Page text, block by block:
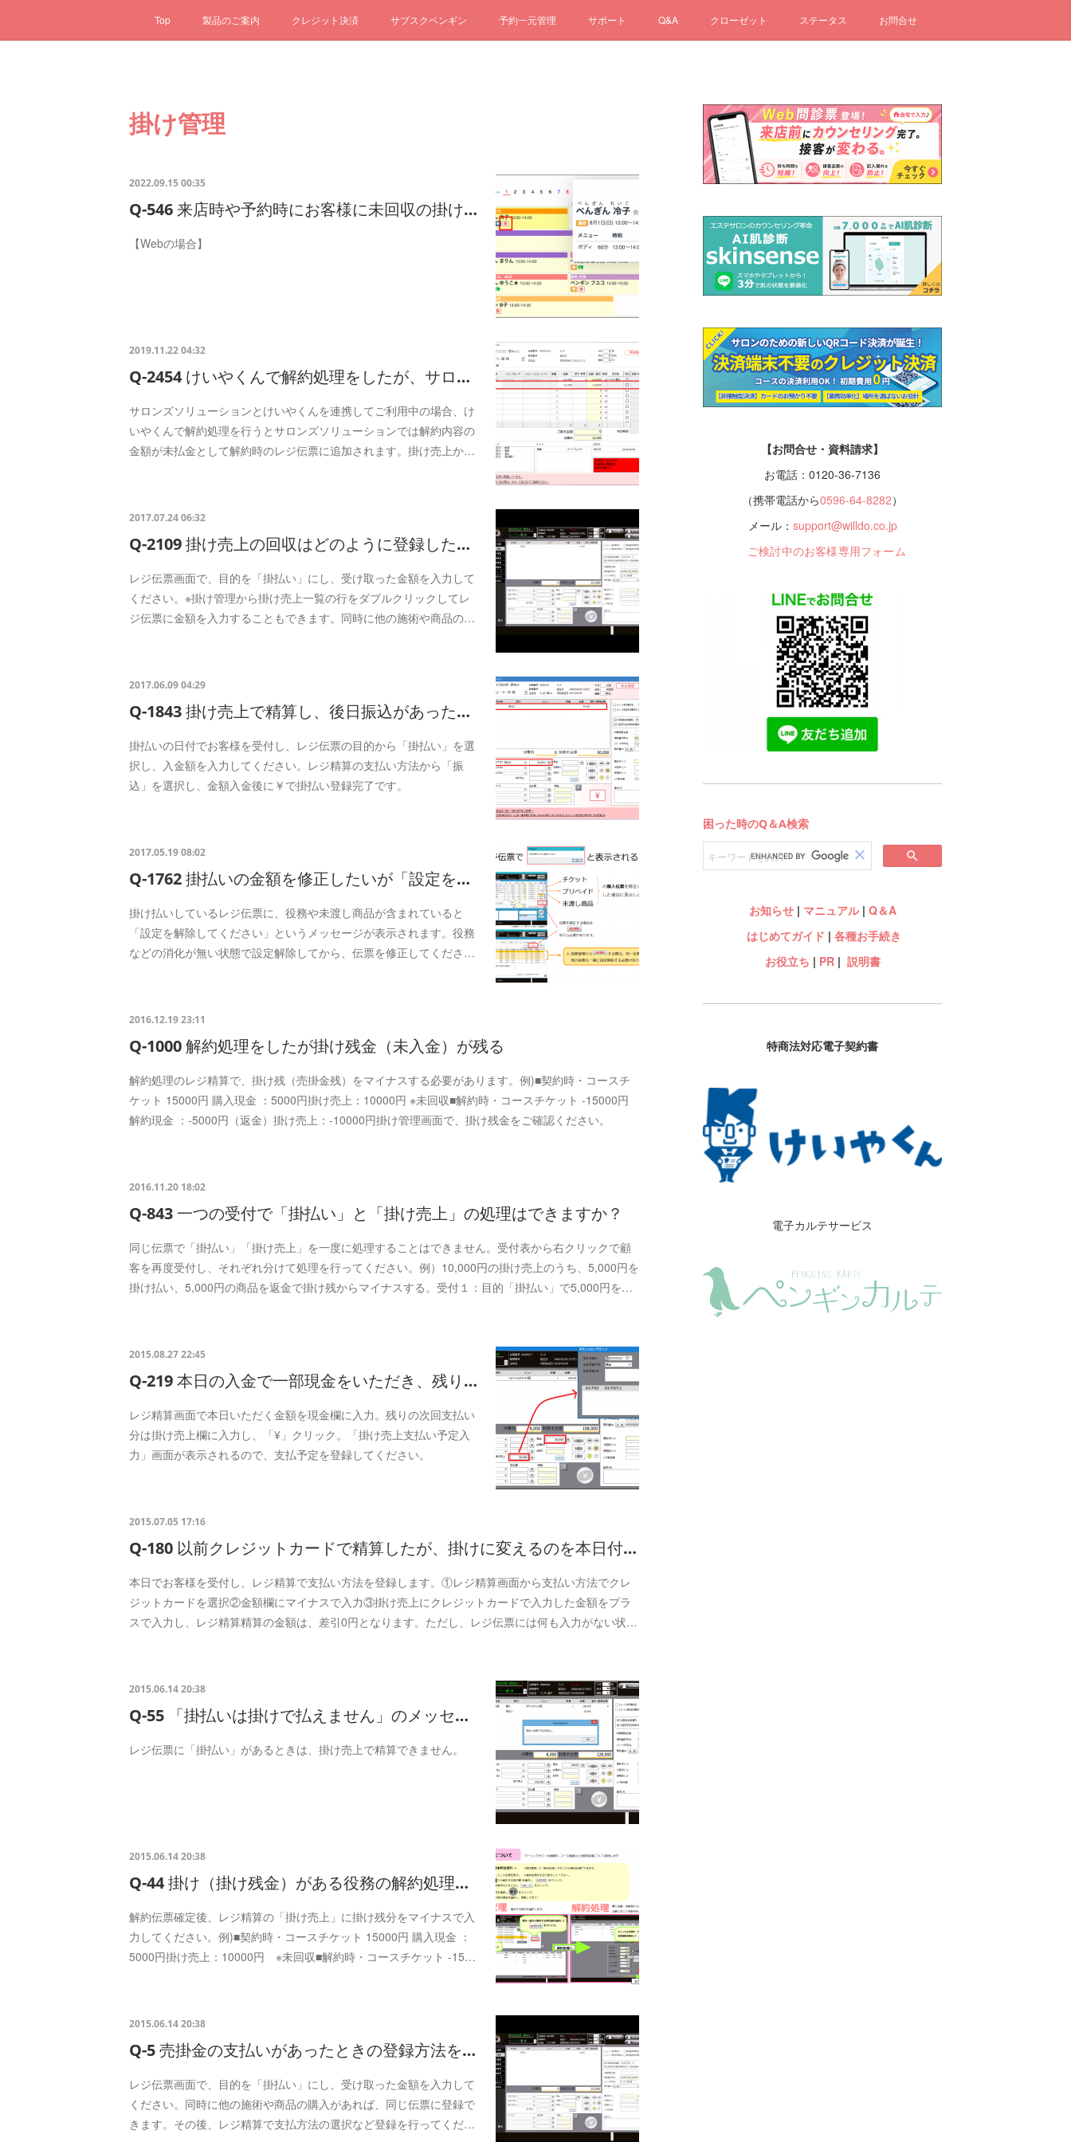
Top 製品のご案内 クレジット決済 サブスクペンギン 予約一元管理 サポート Q&A クローゼット ステータス お問合せ
掛け管理
2022.09.15 00:35
Q-546 来店時や予約時にお客様に未回収の掛け…
【Webの場合】
2019.11.22 04:32
Q-2454 けいやくんで解約処理をしたが、サロ…
サロンズソリューションとけいやくんを連携してご利用中の場合、け
いやくんで解約処理を行うとサロンズソリューションでは解約内容の
金額が未払金として解約時のレジ伝票に追加されます。掛け売上か…
2017.07.24 06:32
Q-2109 掛け売上の回収はどのように登録した…
レジ伝票画面で、目的を「掛払い」にし、受け取った金額を入力して
ください。※掛け管理から掛け売上一覧の行をダブルクリックしてレ
ジ伝票に金額を入力することもできます。同時に他の施術や商品の…
2017.06.09 04:29
Q-1843 掛け売上で精算し、後日振込があった…
掛払いの日付でお客様を受付し、レジ伝票の目的から「掛払い」を選
択し、入金額を入力してください。レジ精算の支払い方法から「振
込」を選択し、金額入金後に￥で掛払い登録完了です。
2017.05.19 08:02
Q-1762 掛払いの金額を修正したいが「設定を…
掛け払いしているレジ伝票に、役務や未渡し商品が含まれていると
「設定を解除してください」というメッセージが表示されます。役務
などの消化が無い状態で設定解除してから、伝票を修正してくださ…
2016.12.19 23:11
Q-1000 解約処理をしたが掛け残金（未入金）が残る
解約処理のレジ精算で、掛け残（売掛金残）をマイナスする必要があります。例)■契約時・コースチ
ケット 15000円 購入現金 ：5000円掛け売上：10000円 ※未回収■解約時・コースチケット -15000円
解約現金 ：-5000円（返金）掛け売上：-10000円掛け管理画面で、掛け残金をご確認ください。
2016.11.20 18:02
Q-843 一つの受付で「掛払い」と「掛け売上」の処理はできますか？
同じ伝票で「掛払い」「掛け売上」を一度に処理することはできません。受付表から右クリックで顧
客を再度受付し、それぞれ分けて処理を行ってください。例）10,000円の掛け売上のうち、5,000円を
掛け払い、5,000円の商品を返金で掛け残からマイナスする。受付１：目的「掛払い」で5,000円を…
2015.08.27 22:45
Q-219 本日の入金で一部現金をいただき、残り…
レジ精算画面で本日いただく金額を現金欄に入力。残りの次回支払い
分は掛け売上欄に入力し、「¥」クリック。「掛け売上支払い予定入
力」画面が表示されるので、支払予定を登録してください。
2015.07.05 17:16
Q-180 以前クレジットカードで精算したが、掛けに変えるのを本日付…
本日でお客様を受付し、レジ精算で支払い方法を登録します。①レジ精算画面から支払い方法でクレ
ジットカードを選択②金額欄にマイナスで入力③掛け売上にクレジットカードで入力した金額をプラ
スで入力し、レジ精算精算の金額は、差引0円となります。ただし、レジ伝票には何も入力がない状…
2015.06.14 20:38
Q-55 「掛払いは掛けで払えません」のメッセ…
レジ伝票に「掛払い」があるときは、掛け売上で精算できません。
2015.06.14 20:38
Q-44 掛け（掛け残金）がある役務の解約処理…
解約伝票確定後、レジ精算の「掛け売上」に掛け残分をマイナスで入
力してください。例)■契約時・コースチケット 15000円 購入現金 ：
5000円掛け売上：10000円 ※未回収■解約時・コースチケット -15…
2015.06.14 20:38
Q-5 売掛金の支払いがあったときの登録方法を…
レジ伝票画面で、目的を「掛払い」にし、受け取った金額を入力して
ください。同時に他の施術や商品の購入があれば、同じ伝票に登録で
きます。その後、レジ精算で支払方法の選択など登録を行ってくだ…
【お問合せ・資料請求】
お電話：0120-36-7136
（携帯電話から0596-64-8282）
メール： support@willdo.co.jp
ご検討中のお客様専用フォーム
お知らせ| マニュアル| Q＆A
はじめてガイド | 各種お手続き
お役立ち | PR| 説明書
特商法対応電子契約書
電子カルテサービス